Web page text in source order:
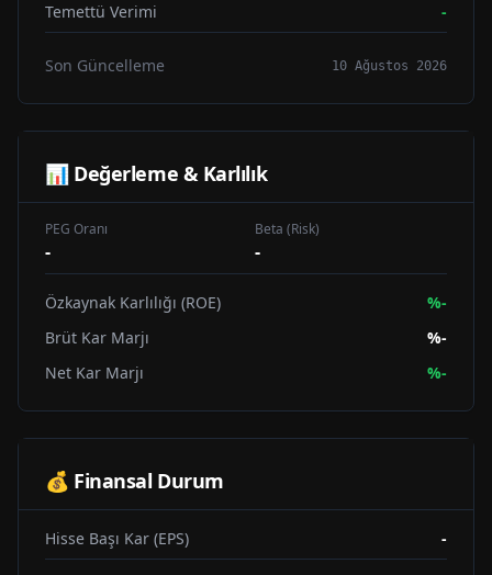
Temettü Verimi -
Son Güncelleme 10 Ağustos 2026
📊 Değerleme & Karlılık
PEG Oranı
-
Beta (Risk)
-
Özkaynak Karlılığı (ROE) %-
Brüt Kar Marjı
%-
Net Kar Marjı
%-
💰 Finansal Durum
Hisse Başı Kar (EPS) -